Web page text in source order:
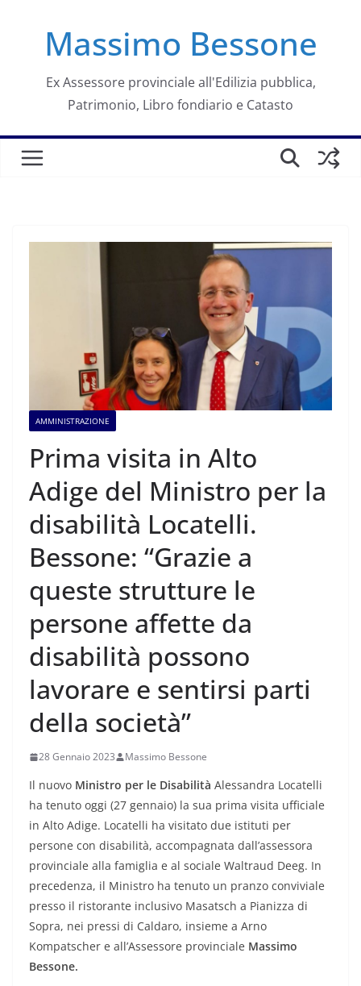
contenutoMassimo Bessone
Ex Assessore provinciale all'Edilizia pubblica,
Patrimonio, Libro fondiario e Catasto
AMMINISTRAZIONE
Prima visita in Alto
Adige del Ministro per la
disabilità Locatelli.
Bessone: “Grazie a
queste strutture le
persone affette da
disabilità possono
lavorare e sentirsi parti
della società”
28 Gennaio 2023 Massimo Bessone
Il nuovo Ministro per le Disabilità Alessandra Locatelli
ha tenuto oggi (27 gennaio) la sua prima visita ufficiale
in Alto Adige. Locatelli ha visitato due istituti per
persone con disabilità, accompagnata dall’assessora
provinciale alla famiglia e al sociale Waltraud Deeg. In
precedenza, il Ministro ha tenuto un pranzo conviviale
presso il ristorante inclusivo Masatsch a Pianizza di
Sopra, nei pressi di Caldaro, insieme a Arno
Kompatscher e all’Assessore provinciale Massimo
Bessone.